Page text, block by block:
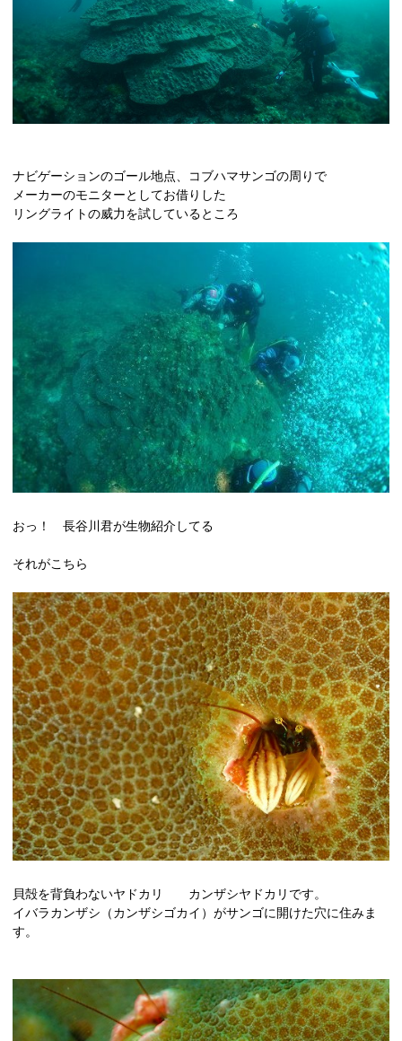
ナビゲーションのゴール地点、コブハマサンゴの周りで
メーカーのモニターとしてお借りした
リングライトの威力を試しているところ
おっ！ 長谷川君が生物紹介してる
それがこちら
貝殻を背負わないヤドカリ カンザシヤドカリです。
イバラカンザシ（カンザシゴカイ）がサンゴに開けた穴に住みま
す。